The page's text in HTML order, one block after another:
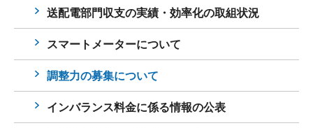
送配電部門収支の実績・効率化の取組状況
スマートメーターについて
調整力の募集について
インバランス料金に係る情報の公表